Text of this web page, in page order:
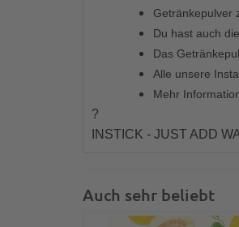
Getränkepulver
Du hast auch
Das
Alle unsere
Mehr
?
INSTICK - JUST ADD
Auch sehr beliebt